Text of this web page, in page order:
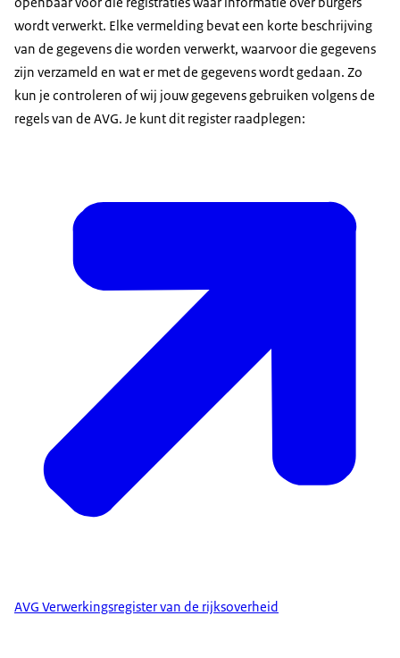
wordt verwerkt. Elke vermelding bevat een korte beschrijving
van de gegevens die worden verwerkt, waarvoor die gegevens
zijn verzameld en wat er met de gegevens wordt gedaan. Zo
kun je controleren of wij jouw gegevens gebruiken volgens de
regels van de AVG. Je kunt dit register raadplegen:
AVG Verwerkingsregister van de rijksoverheid